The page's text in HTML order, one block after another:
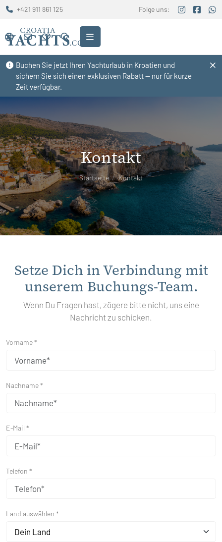
Buchen Sie jetzt Ihren Yachturlaub in Kroatien und
sichern Sie sich einen exklusiven Rabatt — nur für kurze
Zeit verfügbar.
+421 911 861 125 Folge uns:
Kontakt
Startseite Kontakt
Setze Dich in Verbindung mit
unserem Buchungs-Team.
Wenn Du Fragen hast, zögere bitte nicht, uns eine
Nachricht zu schicken.
Vorname *
Nachname *
E-Mail *
Telefon *
Land auswählen *
Dein Land